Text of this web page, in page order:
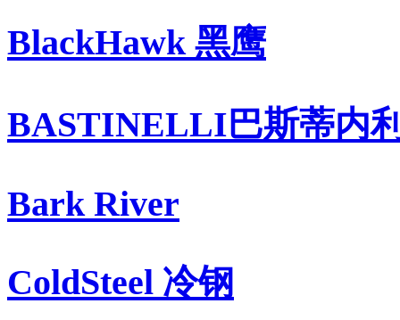
BlackHawk 黑鹰
BASTINELLI巴斯蒂内
Bark River
ColdSteel 冷钢